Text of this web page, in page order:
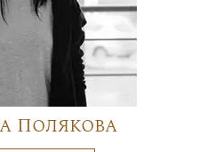
Полякова